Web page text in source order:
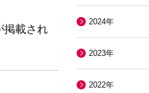
掲載され
2024年
2023年
2022年